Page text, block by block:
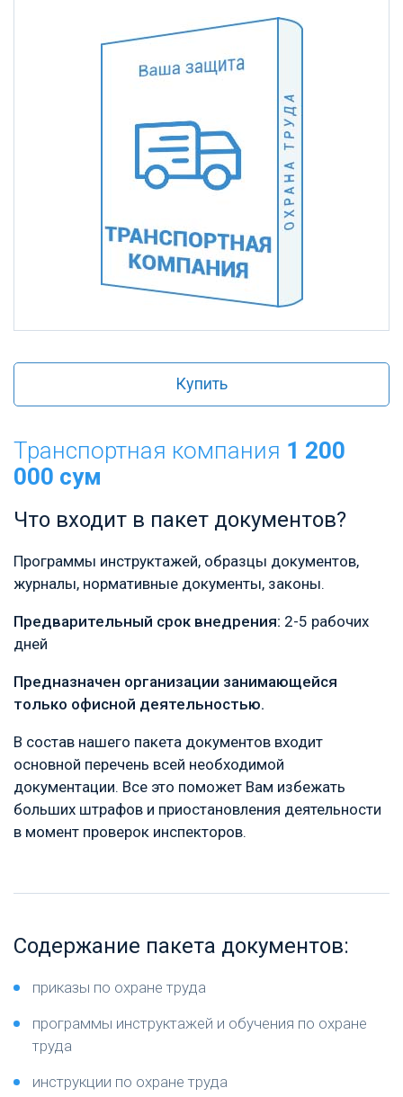
Купить
Транспортная компания 1 200
000 сум
Что входит в пакет документов?
Программы инструктажей, образцы документов,
журналы, нормативные документы, законы.
Предварительный срок внедрения: 2-5 рабочих
дней
Предназначен организации занимающейся
только офисной деятельностью.
В состав нашего пакета документов входит
основной перечень всей необходимой
документации. Все это поможет Вам избежать
больших штрафов и приостановления деятельности
в момент проверок инспекторов.
Содержание пакета документов:
приказы по охране труда
программы инструктажей и обучения по охране
труда
инструкции по охране труда